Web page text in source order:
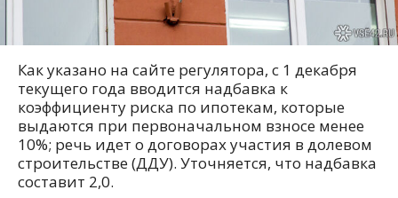
Как указано на сайте регулятора, с 1 декабря
текущего года вводится надбавка к
коэффициенту риска по ипотекам, которые
выдаются при первоначальном взносе менее
10%; речь идет о договорах участия в долевом
строительстве (ДДУ). Уточняется, что надбавка
составит 2,0.